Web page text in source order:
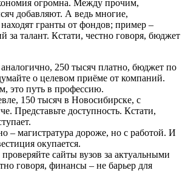
огромна. Между прочим,
добавляют. А ведь многие,
гранты от фондов; пример –
за талант. Кстати, честно говоря, бюджет
250 тысяч платно, бюджет по
о целевом приёме от компаний.
это путь в профессию.
150 тысяч в Новосибирске, с
Представьте доступность. Кстати,
– магистратура дороже, но с работой. И
окупается.
сайты вузов за актуальными
говоря, финансы – не барьер для